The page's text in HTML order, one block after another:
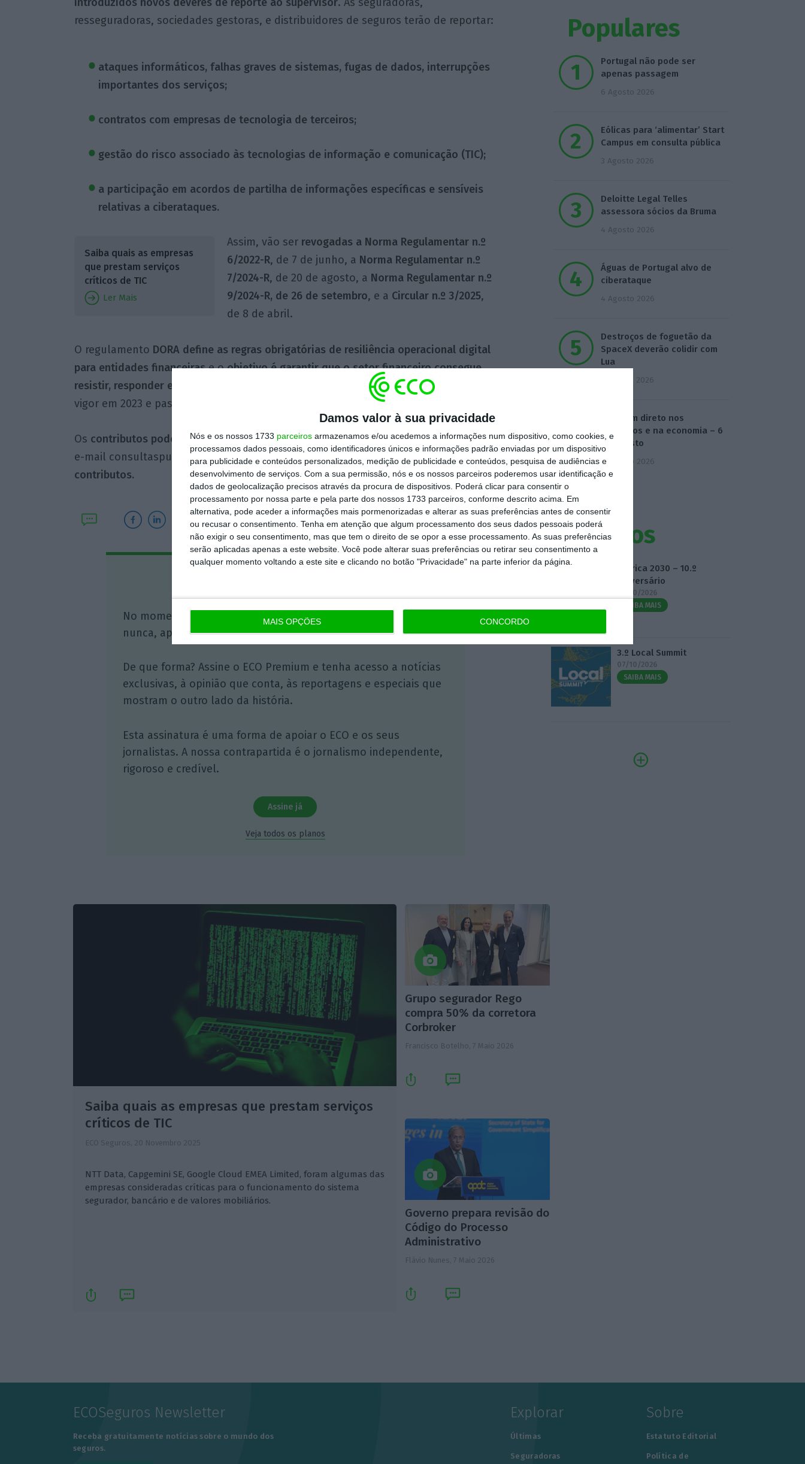
Damos valor à sua privacidade
Nós e os nossos 1733 parceiros armazenamos e/ou acedemos a informações num dispositivo, como cookies, e
processamos dados pessoais, como identificadores únicos e informações padrão enviadas por um dispositivo
para publicidade e conteúdos personalizados, medição de publicidade e conteúdos, pesquisa de audiências e
desenvolvimento de serviços. Com a sua permissão, nós e os nossos parceiros poderemos usar identificação e
dados de geolocalização precisos através da procura de dispositivos. Poderá clicar para consentir o
processamento por nossa parte e pela parte dos nossos 1733 parceiros, conforme descrito acima. Em
alternativa, pode aceder a informações mais pormenorizadas e alterar as suas preferências antes de consentir
ou recusar o consentimento. Tenha em atenção que algum processamento dos seus dados pessoais poderá
não exigir o seu consentimento, mas que tem o direito de se opor a esse processamento. As suas preferências
serão aplicadas apenas a este website. Você pode alterar suas preferências ou retirar seu consentimento a
qualquer momento voltando a este site e clicando no botão "Privacidade" na parte inferior da página.
MAIS OPÇÕES CONCORDO
resseguradoras, sociedades gestoras, e distribuidores de seguros terão de reportar:
ataques informáticos, falhas graves de sistemas, fugas de dados, interrupções
importantes dos serviços;
contratos com empresas de tecnologia de terceiros;
gestão do risco associado às tecnologias de informação e comunicação (TIC);
a participação em acordos de partilha de informações específicas e sensíveis
relativas a ciberataques.
Saiba quais as empresas
que prestam serviços
críticos de TIC
Ler Mais
Assim, vão ser revogadas a Norma Regulamentar n.º
6/2022-R, de 7 de junho, a Norma Regulamentar n.º
7/2024-R, de 20 de agosto, a Norma Regulamentar n.º
9/2024-R, de 26 de setembro, e a Circular n.º 3/2025,
de 8 de abril.
O regulamento DORA define as regras obrigatórias de resiliência operacional digital
para entidades financeirase oobjetivo é garantir que o setor financeiro consegue
resistir, responder e recuperar de incidentes tecnológicos e ciberataques
vigor em 2023 e passou a ser aplicável a partir de 17 de janeiro de 2025.
Os contributos podem ser enviados até 28 de maiopor escrito para o endereço de
e-mail consultaspublicas@asf.com.pt. É de sublinhar que aASF irá publicar esses
contributos.
Copiar
No momento em que a informação é mais importante do que
nunca, apoie o jornalismo independente e rigoroso.
De que forma? Assine o ECO Premium e tenha acesso a notícias
exclusivas, à opinião que conta, às reportagens e especiais que
mostram o outro lado da história.
Esta assinatura é uma forma de apoiar o ECO e os seus
jornalistas. A nossa contrapartida é o jornalismo independente,
rigoroso e credível.
Assine já
Veja todos os planos
Populares
Portugal não pode ser
apenas passagem
6 Agosto 2026
Eólicas para ‘alimentar’ Start
Campus em consulta pública
3 Agosto 2026
Deloitte Legal Telles
assessora sócios da Bruma
4 Agosto 2026
Águas de Portugal alvo de
ciberataque
4 Agosto 2026
Destroços de foguetão da
SpaceX deverão colidir com
Lua
5 Agosto 2026
O dia em direto nos
mercados e na economia – 6
de agosto
6 Agosto 2026
Eventos
Fábrica 2030 – 10.º
Aniversário
14/10/2026
SAIBA MAIS
3.º Local Summit
07/10/2026
SAIBA MAIS
Saiba quais as empresas que prestam serviços
críticos de TIC
ECO Seguros, 20 Novembro 2025
NTT Data, Capgemini SE, Google Cloud EMEA Limited, foram algumas das
empresas consideradas críticas para o funcionamento do sistema
segurador, bancário e de valores mobiliários.
Grupo segurador Rego
compra 50% da corretora
Corbroker
Francisco Botelho,7 Maio 2026
Governo prepara revisão do
Código do Processo
Administrativo
Flávio Nunes,7 Maio 2026
ECOSeguros Newsletter
Receba gratuitamente notícias sobre o mundo dos
seguros.
Explorar
Últimas
Seguradoras
Sobre
Estatuto Editorial
Política de